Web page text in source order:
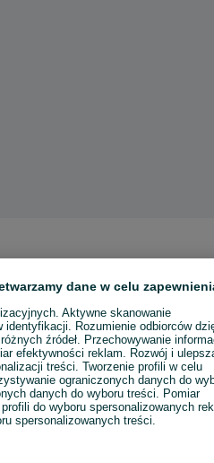
dane w celu
Aktywne skanowanie
Rozumienie odbiorców
źródeł. Przechowywanie
efektywności reklam. Rozwój i
treści. Tworzenie profili w celu
ograniczonych danych do
danych do wyboru treści. Pomiar
do wyboru spersonalizowanych
spersonalizowanych treści.